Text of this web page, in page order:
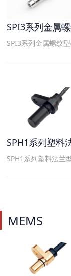
SPI3系列金属
SPI3系列金属螺纹
SPH1系列塑料
SPH1系列塑料法兰
MEMS